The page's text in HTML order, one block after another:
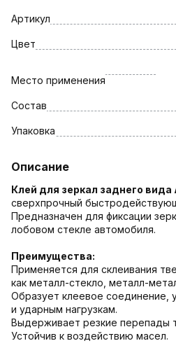
Артикул
Цвет
Место применения
Состав
Упаковка
Описание
Клей для зеркал заднего вида
сверхпрочный
Предназначен для фиксации
лобовом стекле автомобиля.
Преимущества:
Применяется для склеивания
как металл-стекло, металл-
Образует клеевое соединение,
и ударным нагрузкам.
Выдерживает резкие перепады
Устойчив к воздействию масел.